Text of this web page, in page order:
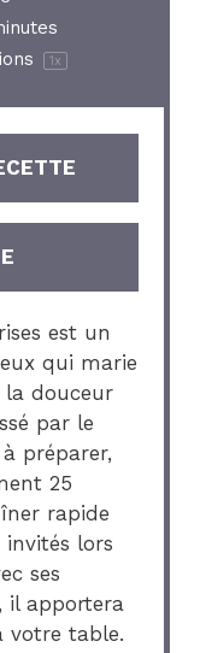
1x
est un
qui marie
douceur
par le
préparer,
25
rapide
lors
ses
il apportera
votre table.